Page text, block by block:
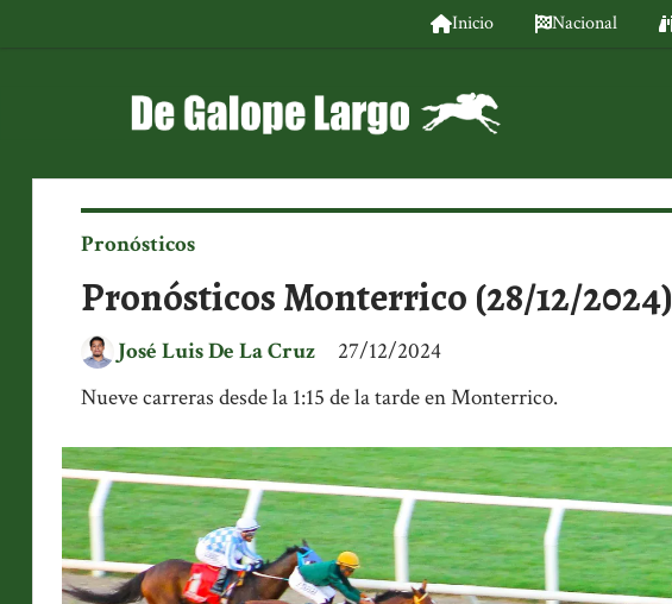
Inicio Nacional
Pronósticos Monterrico (28/12/2024)
Nueve carreras desde la 1:15 de la tarde en Monterrico.
Pronósticos
27/12/2024
José Luis De La Cruz